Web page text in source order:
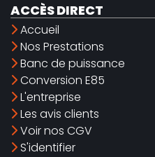
ACCÈS DIRECT
Accueil
Nos Prestations
Banc de puissance
Conversion E85
L'entreprise
Les avis clients
Voir nos CGV
S'identifier